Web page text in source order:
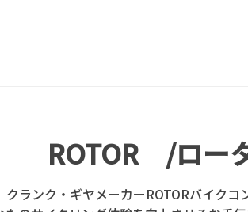
ROTOR /ロー
ランク・ギヤメーカーROTORバイクコ